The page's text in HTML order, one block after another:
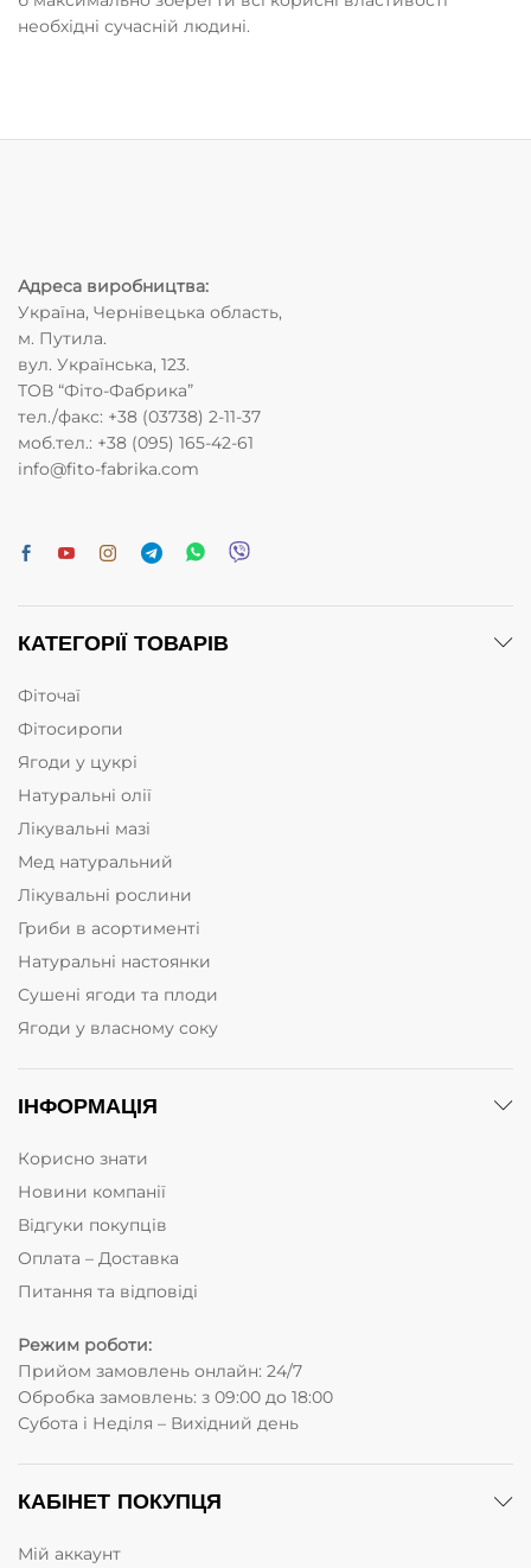
необхідні сучасній людині.
Адреса виробництва:
Україна, Чернівецька область,
м. Путила.
вул. Українська, 123.
ТОВ “Фіто-Фабрика”
тел./факс: +38 (03738) 2-11-37
моб.тел.: +38 (095) 165-42-61
info@fito-fabrika.com
КАТЕГОРІЇ ТОВАРІВ
Фіточаї
Фітосиропи
Ягоди у цукрі
Натуральні олії
Лікувальні мазі
Мед натуральний
Лікувальні рослини
Гриби в асортименті
Натуральні настоянки
Сушені ягоди та плоди
Ягоди у власному соку
ІНФОРМАЦІЯ
Корисно знати
Новини компанії
Відгуки покупців
Оплата – Доставка
Питання та відповіді
Режим роботи:
Прийом замовлень онлайн: 24/7
Обробка замовлень: з 09:00 до 18:00
Субота i Неділя – Вихідний день
КАБІНЕТ ПОКУПЦЯ
Мій аккаунт